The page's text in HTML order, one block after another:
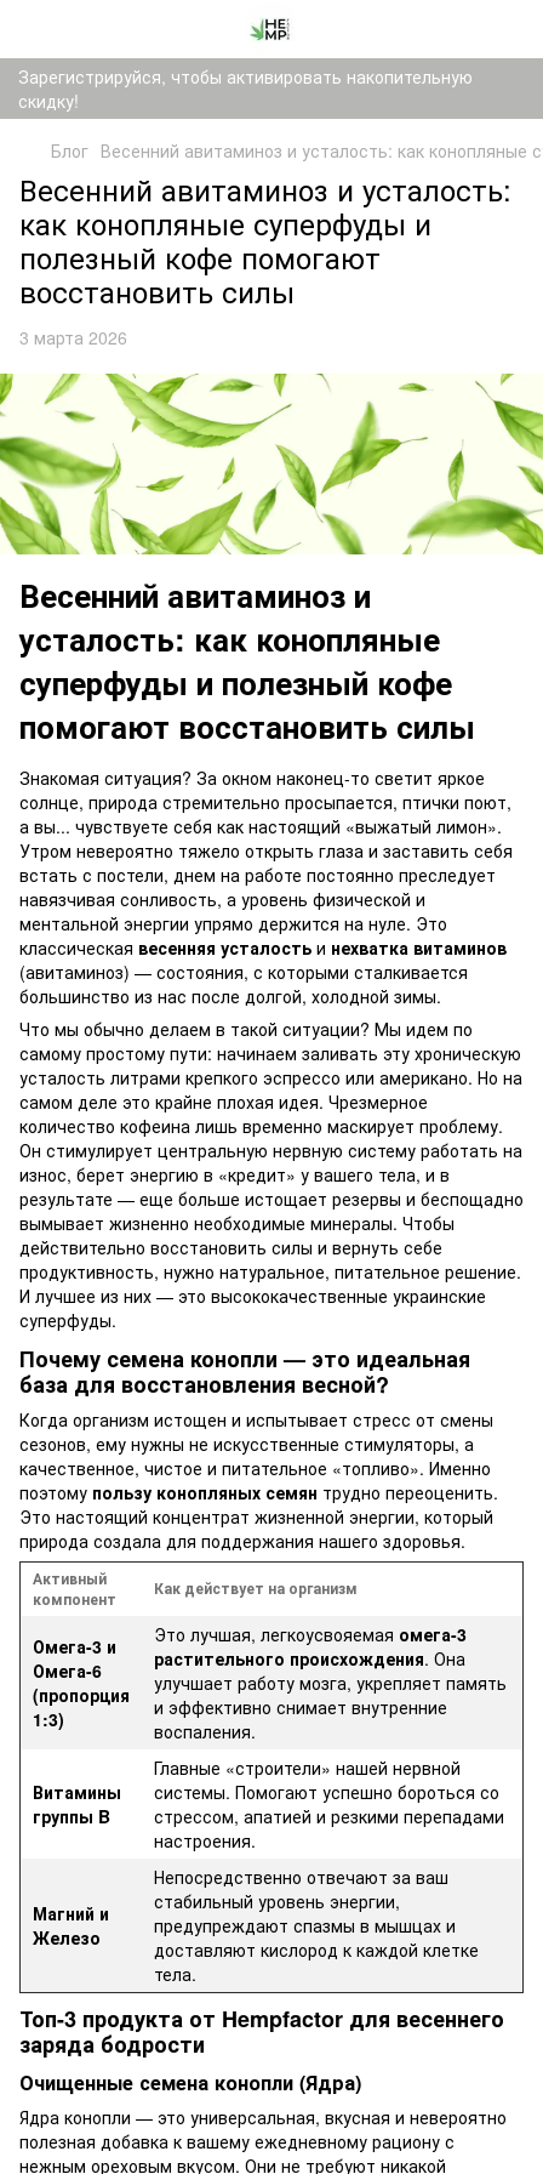
Зарегистрируйся, чтобы активировать накопительную
скидку!
Блог Весенний авитаминоз и усталость: как
Весенний авитаминоз и усталость:
как конопляные суперфуды и
полезный кофе помогают
восстановить силы
3 марта 2026
Весенний авитаминоз и
усталость: как конопляные
суперфуды и полезный кофе
помогают восстановить силы
Знакомая ситуация? За окном наконец-то светит яркое
солнце, природа стремительно просыпается, птички поют,
а вы... чувствуете себя как настоящий «выжатый лимон».
Утром невероятно тяжело открыть глаза и заставить себя
встать с постели, днем на работе постоянно преследует
навязчивая сонливость, а уровень физической и
ментальной энергии упрямо держится на нуле. Это
классическая весенняя усталость и нехватка витаминов
(авитаминоз) — состояния, с которыми сталкивается
большинство из нас после долгой, холодной зимы.
Что мы обычно делаем в такой ситуации? Мы идем по
самому простому пути: начинаем заливать эту хроническую
усталость литрами крепкого эспрессо или американо. Но на
самом деле это крайне плохая идея. Чрезмерное
количество кофеина лишь временно маскирует проблему.
Он стимулирует центральную нервную систему работать на
износ, берет энергию в «кредит» у вашего тела, и в
результате — еще больше истощает резервы и беспощадно
вымывает жизненно необходимые минералы. Чтобы
действительно восстановить силы и вернуть себе
продуктивность, нужно натуральное, питательное решение.
И лучшее из них — это высококачественные украинские
суперфуды.
Почему семена конопли — это идеальная
база для восстановления весной?
Когда организм истощен и испытывает стресс от смены
сезонов, ему нужны не искусственные стимуляторы, а
качественное, чистое и питательное «топливо». Именно
поэтому пользу конопляных семян трудно переоценить.
Это настоящий концентрат жизненной энергии, который
природа создала для поддержания нашего здоровья.
Активный
компонент
Как действует на организм
Омега-3 и
Омега-6
(пропорция
1:3)
Это лучшая, легкоусвояемая омега-3
растительного происхождения. Она
улучшает работу мозга, укрепляет память
и эффективно снимает внутренние
воспаления.
Витамины
группы B
Главные «строители» нашей нервной
системы. Помогают успешно бороться со
стрессом, апатией и резкими перепадами
настроения.
Магний и
Железо
Непосредственно отвечают за ваш
стабильный уровень энергии,
предупреждают спазмы в мышцах и
доставляют кислород к каждой клетке
тела.
Топ-3 продукта от Hempfactor для весеннего
заряда бодрости
Очищенные семена конопли (Ядра)
Ядра конопли — это универсальная, вкусная и невероятно
полезная добавка к вашему ежедневному рациону с
нежным ореховым вкусом. Они не требуют никакой